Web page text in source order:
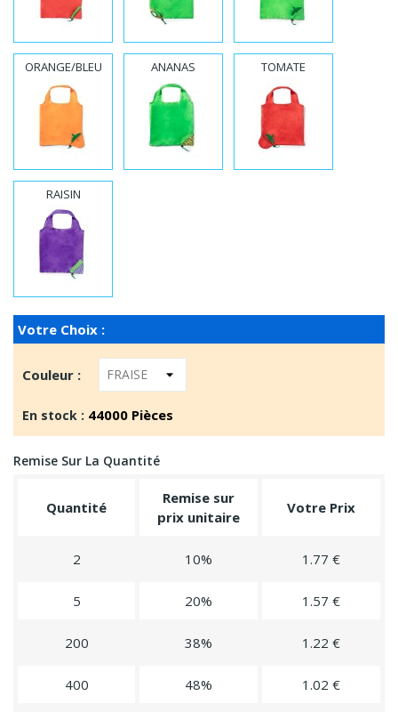
ORANGE/BLEU ANANAS TOMATE
RAISIN
Votre Choix :
Couleur :
En stock : 44000 Pièces
Remise Sur La Quantité
Quantité
Remise sur
prix unitaire
Votre Prix
2 10% 1.77 €
5 20% 1.57 €
200 38% 1.22 €
400 48% 1.02 €